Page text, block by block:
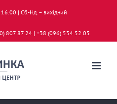
| Сб.-Нд. – вихідний
807 87 24 | +38 (096) 534 52 05